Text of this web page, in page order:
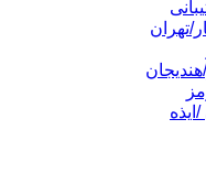
تهران
هندیجان
/ایذه